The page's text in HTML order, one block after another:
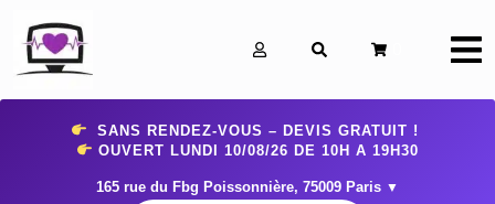
SANS RENDEZ-VOUS – DEVIS GRATUIT !
OUVERT LUNDI 10/08/26 DE 10H A 19H30
165 rue du Fbg Poissonnière, 75009 Paris ▼